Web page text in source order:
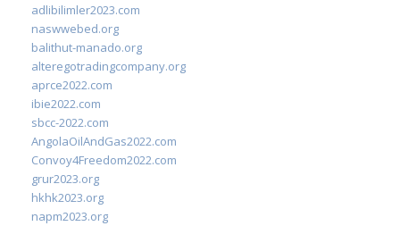
adlibilimler2023.com
naswwebed.org
balithut-manado.org
alteregotradingcompany.org
aprce2022.com
ibie2022.com
sbcc-2022.com
AngolaOilAndGas2022.com
Convoy4Freedom2022.com
grur2023.org
hkhk2023.org
napm2023.org